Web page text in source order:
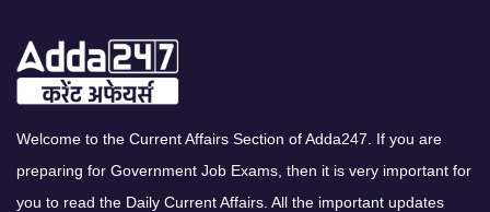
Welcome to the Current Affairs Section of Adda247. If you are
preparing for Government Job Exams, then it is very important for
you to read the Daily Current Affairs. All the important updates